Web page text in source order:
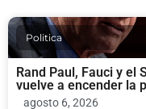
Politica
Rand Paul, Fauci y el
vuelve a encender la
agosto 6, 2026